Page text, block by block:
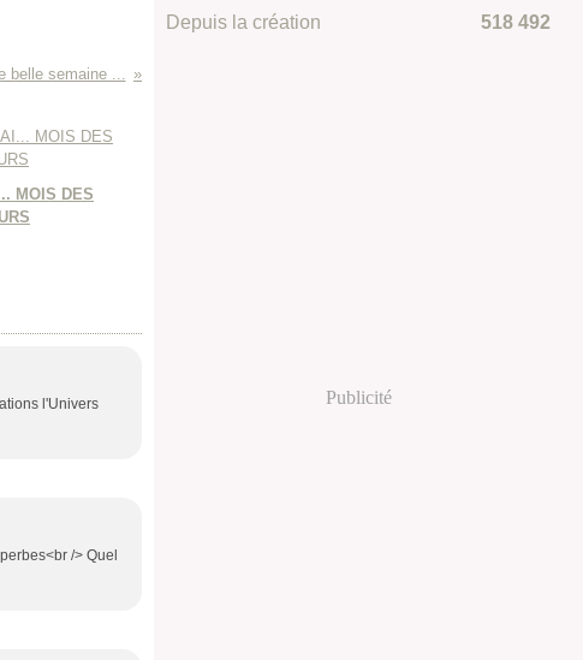
belle semaine ...
MOIS DES
l'Univers
/> Quel
Depuis la création 518 492
Publicité